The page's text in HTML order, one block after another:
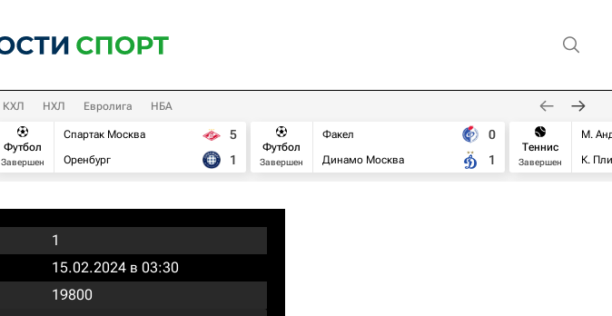
КХЛ НХЛ Евролига НБА
Футбол
Завершен
Спартак Москва
Оренбург
5
1
Футбол
Завершен
Факел
Динамо Москва
0
1
Теннис
Завершен
М.
К.
1
15.02.2024 в 03:30
19800